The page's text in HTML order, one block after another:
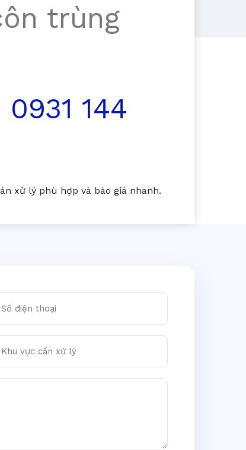
trùng
0931 144
xử lý phù hợp và báo giá nhanh.
điện thoại
vực cần xử lý